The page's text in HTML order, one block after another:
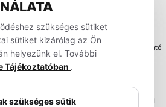
szükséges sütiket
sütiket kizárólag az Ön
helyezünk el. További
Tájékoztatóban .
szükséges sütik
A háttérben központi szervizhálózat,
logisztika, flotta-bérleti és karbantartási
folyamat működik. Az oldalon
leírások és információk kizárólag tájékoztató
ajánlatnak. A weboldalon nem történik
megrendelés és szerződés egyedi
jön létre. A TWS fenntartja a jogot a
feltételek előzetes értesítés nélküli